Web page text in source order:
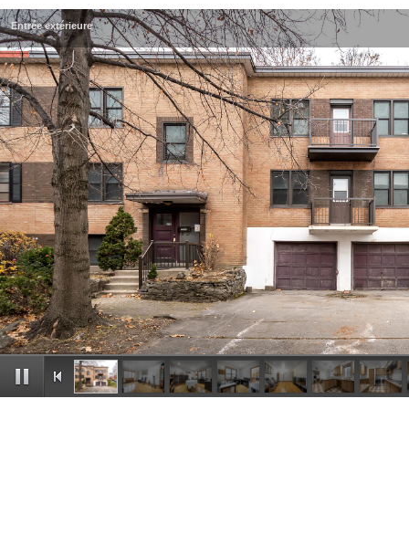
Entrée extérieure